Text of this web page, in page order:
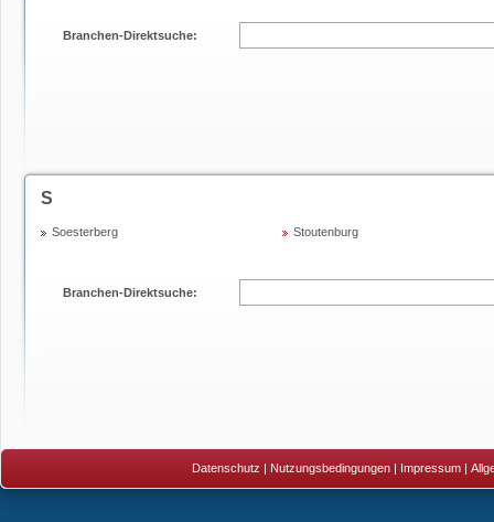
Branchen-Direktsuche:
S
Soesterberg Stoutenburg
Branchen-Direktsuche:
Datenschutz | Nutzungsbedingungen | Impressum |